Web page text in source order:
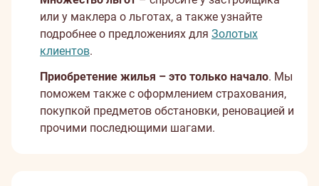
или у маклера о льготах, а также узнайте
подробнее о предложениях для Золотых
клиентов.
Приобретение жилья – это только начало. Мы
поможем также с оформлением страхования,
покупкой предметов обстановки, реновацией и
прочими последющими шагами.